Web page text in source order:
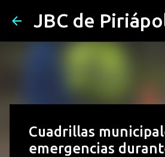
JBC de
Cuadrillas
emergencias